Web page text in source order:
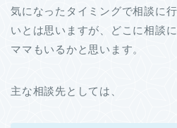
気になったタイミングで相談に
いとは思いますが、どこに相談
ママもいるかと思います。
主な相談先としては、